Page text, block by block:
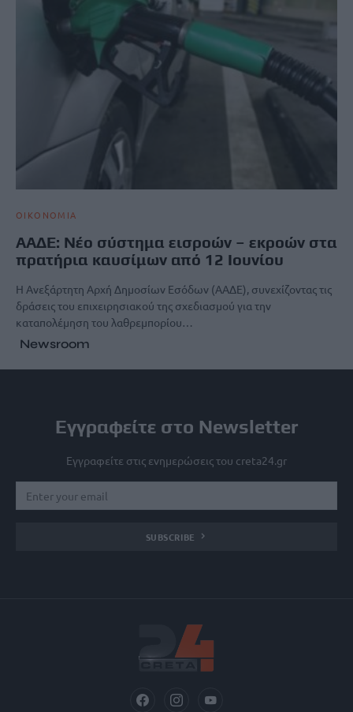
ΟΙΚΟΝΟΜΙΑ
ΑΑΔΕ: Νέο σύστημα εισροών – εκροών στα
πρατήρια καυσίμων από 12 Ιουνίου
Η Ανεξάρτητη Αρχή Δημοσίων Εσόδων (ΑΑΔΕ), συνεχίζοντας τις
δράσεις του επιχειρησιακού της σχεδιασμού για την
καταπολέμηση του λαθρεμπορίου…
Newsroom
Εγγραφείτε στο Newsletter
Εγγραφείτε στις ενημερώσεις του creta24.gr
SUBSCRIBE